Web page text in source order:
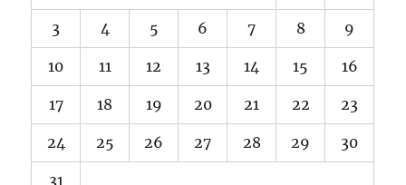
3 4 5 6 7 8 9
10 11 12 13 14 15 16
17 18 19 20 21 22 23
24 25 26 27 28 29 30
31